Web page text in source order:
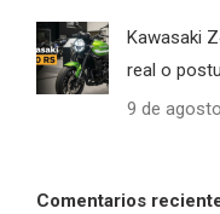
Kawasaki
real o
9 de
Comentarios